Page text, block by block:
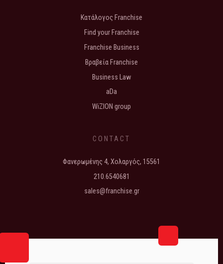
Κατάλογος Franchise
Find your Franchise
Franchise Business
Βραβεία Franchise
Business Law
aDa
WiZION group
CONTACT
Φανερωμένης 4, Χολαργός, 15561
210.6540681
sales@franchise.gr